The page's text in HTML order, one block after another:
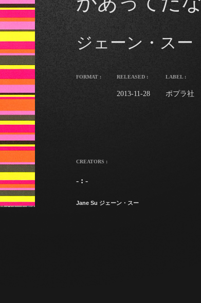
ジェーン・スー
FORMAT : RELEASED :
2013-11-28
LABEL :
ポプラ社
CREATORS :
- : -
Jane Su ジェーン・スー